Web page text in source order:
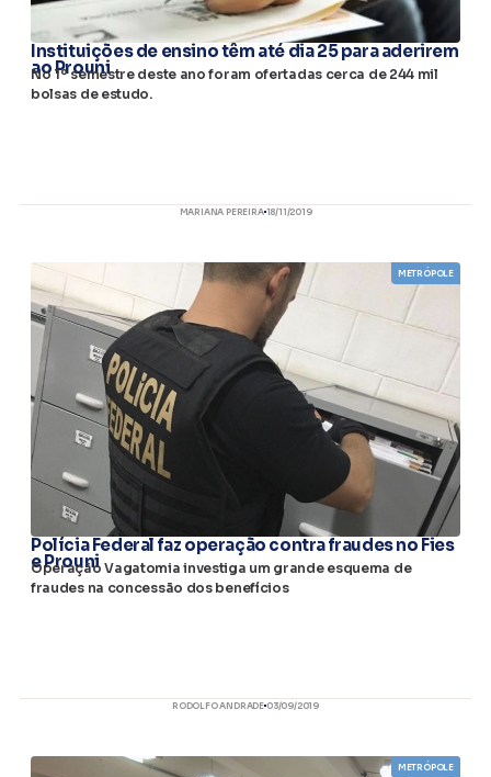
Instituições de ensino têm até dia 25 para aderirem
ao Prouni
No 1º semestre deste ano foram ofertadas cerca de 244 mil
bolsas de estudo.
MARIANA PEREIRA 18/11/2019
METRÓPOLE
Polícia Federal faz operação contra fraudes no Fies
e Prouni
Operação Vagatomia investiga um grande esquema de
fraudes na concessão dos benefícios
RODOLFO ANDRADE 03/09/2019
METRÓPOLE